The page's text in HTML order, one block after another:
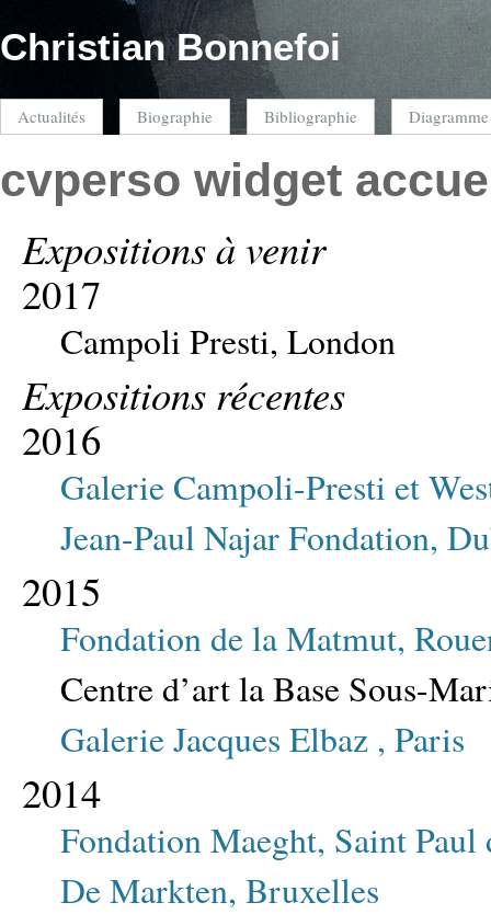
Christian Bonnefoi
Actualités Biographie Bibliographie
cvperso widget
Expositions à venir
2017
Campoli Presti, London
Expositions récentes
2016
Galerie Campoli-Presti et
Jean-Paul Najar Fondation,
2015
Fondation de la Matmut,
Centre d’art la Base Sous-
Galerie Jacques Elbaz , Paris
2014
Fondation Maeght, Saint Paul
De Markten, Bruxelles